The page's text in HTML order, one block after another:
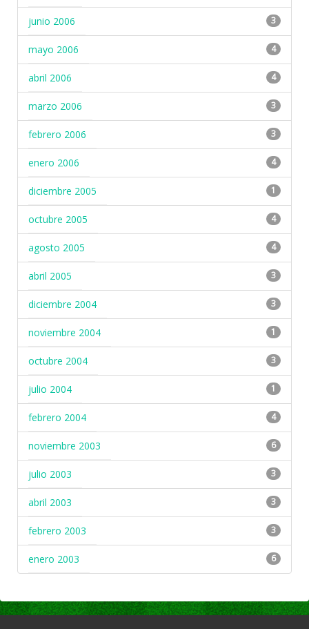
junio 2006 3
mayo 2006 4
abril 2006 4
marzo 2006 3
febrero 2006 3
enero 2006 4
diciembre 2005 1
octubre 2005 4
agosto 2005 4
abril 2005 3
diciembre 2004 3
noviembre 2004 1
octubre 2004 3
julio 2004 1
febrero 2004 4
noviembre 2003 6
julio 2003 3
abril 2003 3
febrero 2003 3
enero 2003 6